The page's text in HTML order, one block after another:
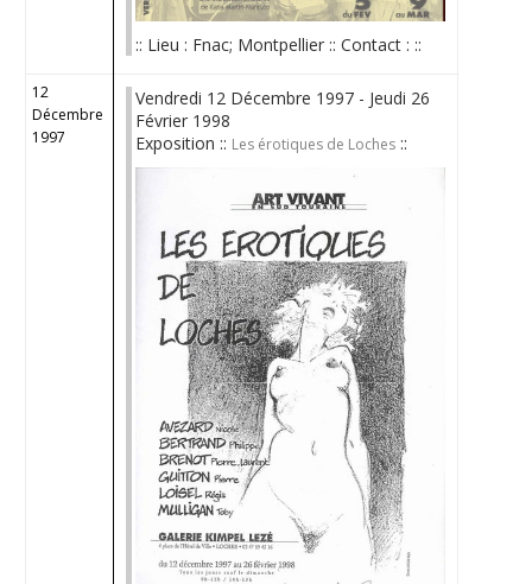
:: Lieu : Fnac; Montpellier :: Contact : ::
12
Décembre
1997
Vendredi 12 Décembre 1997 - Jeudi 26
Février 1998
Exposition :: Les érotiques de Loches ::